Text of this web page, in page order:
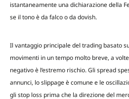
istantaneamente una dichiarazione della
se il tono è da falco o da dovish.
Il vantaggio principale del trading basato
movimenti in un tempo molto breve, a
negativo è l’estremo rischio. Gli spread
annunci, lo slippage è comune e le
gli stop loss prima che la direzione del